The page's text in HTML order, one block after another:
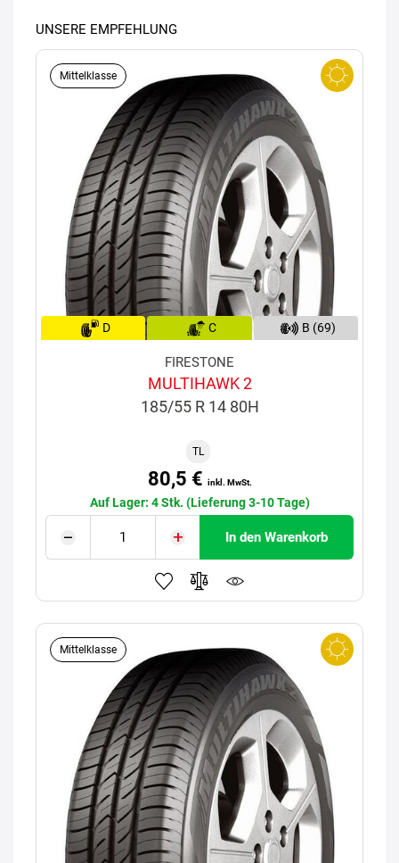
UNSERE EMPFEHLUNG
Mittelklasse
D C B (69)
FIRESTONE
MULTIHAWK 2
185/55 R 14 80H
TL
80,5 € inkl. MwSt.
Auf Lager: 4 Stk. (Lieferung 3-10 Tage)
In den Warenkorb
Mittelklasse